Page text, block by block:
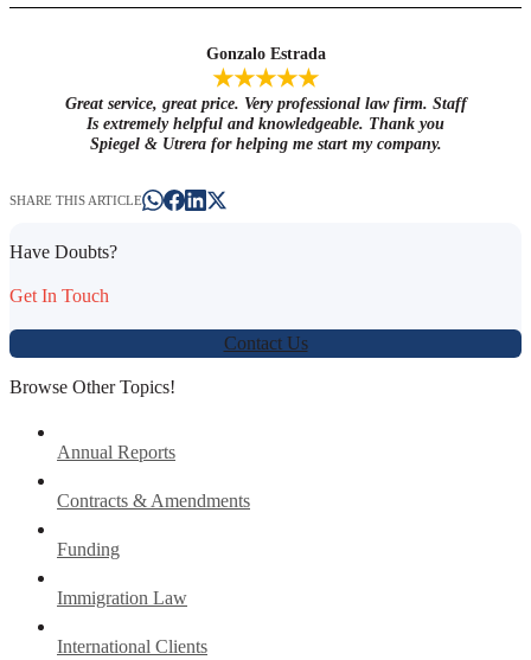
Gonzalo Estrada
★★★★★
Great service, great price. Very professional law firm. Staff
Is extremely helpful and knowledgeable. Thank you
Spiegel & Utrera for helping me start my company.
SHARE THIS ARTICLE
Have Doubts?
Get In Touch
Contact Us
Browse Other Topics!
Annual Reports
Contracts & Amendments
Funding
Immigration Law
International Clients